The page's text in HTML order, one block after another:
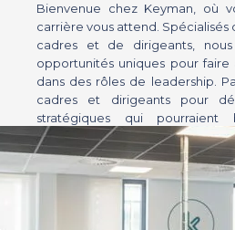
Bienvenue chez Keyman, où
carrière vous attend.
cadres et de dirigeants,
opportunités uniques pour
dans des rôles de leadership.
cadres et dirigeants pour
stratégiques qui
expertise.